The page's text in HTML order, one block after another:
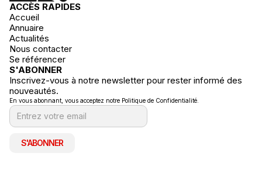
ACCÈS RAPIDES
Accueil
Annuaire
Actualités
Nous contacter
Se référencer
S'ABONNER
Inscrivez-vous à notre newsletter pour rester informé des
nouveautés.
En vous abonnant, vous acceptez notre Politique de Confidentialité.